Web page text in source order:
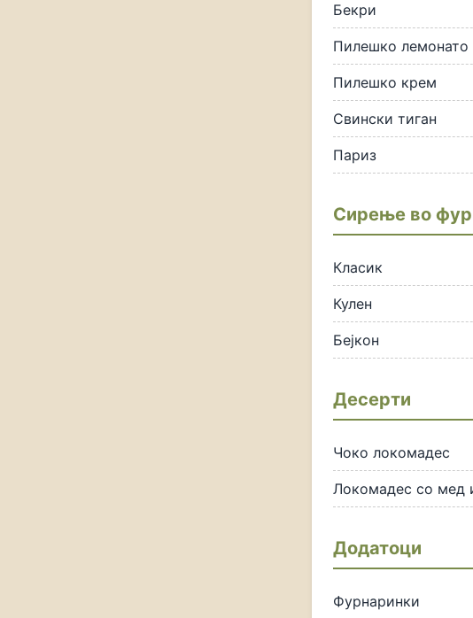
Бекри
Пилешко лемонато
Пилешко крем
Свински тиган
Париз
Сирење во
Класик
Кулен
Бејкон
Десерти
Чоко локомадес
Локомадес со мед
Додатоци
Фурнаринки